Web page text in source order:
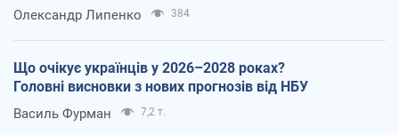
Олександр Липенко 384
Що очікує українців у 2026–2028 роках?
Головні висновки з нових прогнозів від НБУ
Василь Фурман 7,2 т.